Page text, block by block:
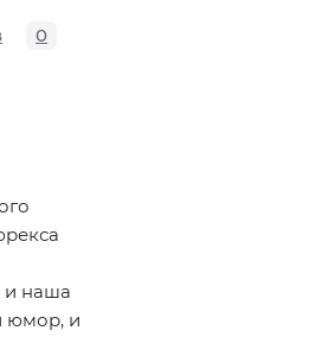
0
и наша
юмор, и